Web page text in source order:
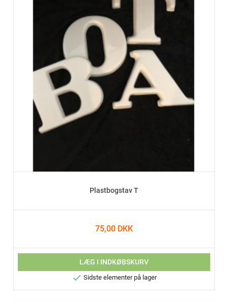
Plastbogstav T
75,00 DKK
LÆG I INDKØBSKURV
 Sidste elementer på lager